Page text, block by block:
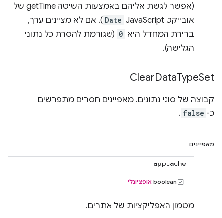
(אפשר לגשת אליהם באמצעות השיטה getTime של
אובייקט JavaScript
Date ). אם לא מציינים ערך,
ברירת המחדל היא 0 (שגורמת להסרת כל נתוני
הגלישה).
ClearDataTypeSet
קבוצה של סוגי נתונים. מאפיינים חסרים מתפרשים
כ- false
.
מאפיינים
appcache
boolean אופציונלי
מטמון האפליקציות של אתרים.